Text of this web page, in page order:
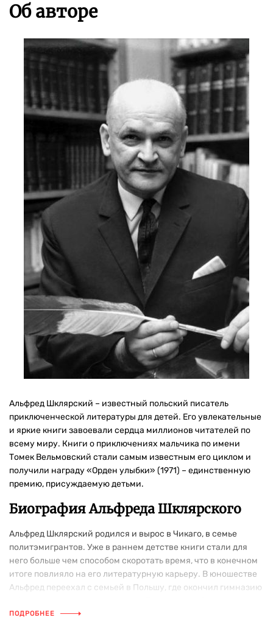
Об авторе
Альфред Шклярский – известный польский писатель
приключенческой литературы для детей. Его увлекательные
и яркие книги завоевали сердца миллионов читателей по
всему миру. Книги о приключениях мальчика по имени
Томек Вельмовский стали самым известным его циклом и
получили награду «Орден улыбки» (1971) – единственную
премию, присуждаемую детьми.
Биография Альфреда Шклярского
Альфред Шклярский родился и вырос в Чикаго, в семье
политэмигрантов. Уже в раннем детстве книги стали для
него больше чем способом скоротать время, что в конечном
итоге повлияло на его литературную карьеру. В юношестве
Альфред переехал с семьей в Польшу, где окончил гимназию
филологию и литературу, погружаясь в мир классических
ПОДРОБНЕЕ